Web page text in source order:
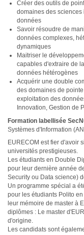
Créer des outils de
domaines des
données
Savoir résoudre de
données complexes,
dynamiques
Maitriser le
capables d'extraire de
données hétérogènes
Acquérir une double
des domaines de
exploitation des
Innovation, Gestion de
Formation labellisée
Systèmes d'Information
EURECOM est fier d'avoir
universités prestigieuses.
Les étudiants en Double
pour leur dernière année
Security ou Data science)
Un programme spécial a
pour les étudiants Polito
leur mémoire de master à
diplômes : Le master
d'origine.
Les candidats sont